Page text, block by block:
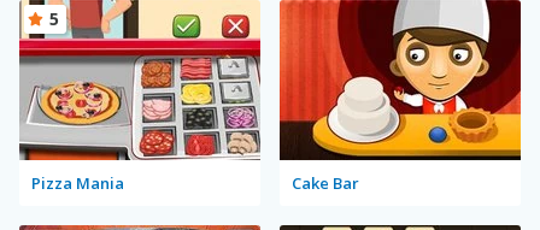
Pizza Mania
5
Cake Bar